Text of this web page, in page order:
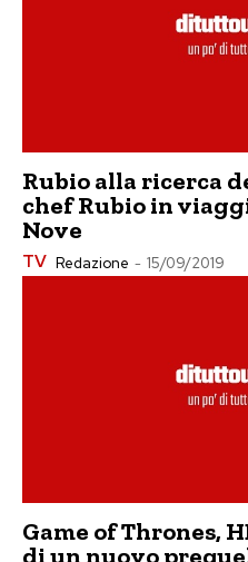
Rubio alla ricerca
chef Rubio in
Nove
TV Redazione - 15/09/2019
Game of Thrones,